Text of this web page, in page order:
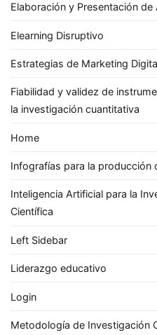
Elaboración y Presentación
Elearning Disruptivo
Estrategias de Marketing
Fiabilidad y validez de
la investigación cuantitativa
Home
Infografías para la producción
Inteligencia Artificial para la
Científica
Left Sidebar
Liderazgo educativo
Login
Metodología de Investigación